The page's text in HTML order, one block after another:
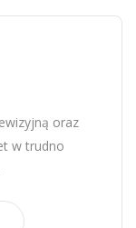
oraz
w trudno